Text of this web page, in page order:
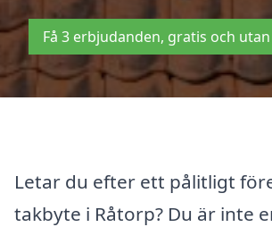
Få 3 erbjudanden, gratis och
Letar du efter ett pålitligt
takbyte i Råtorp? Du är inte